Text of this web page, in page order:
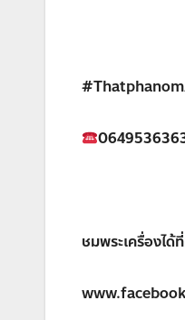
ชมพระเครื่องได้ที่